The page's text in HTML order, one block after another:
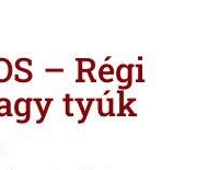
– Régi
tyúk